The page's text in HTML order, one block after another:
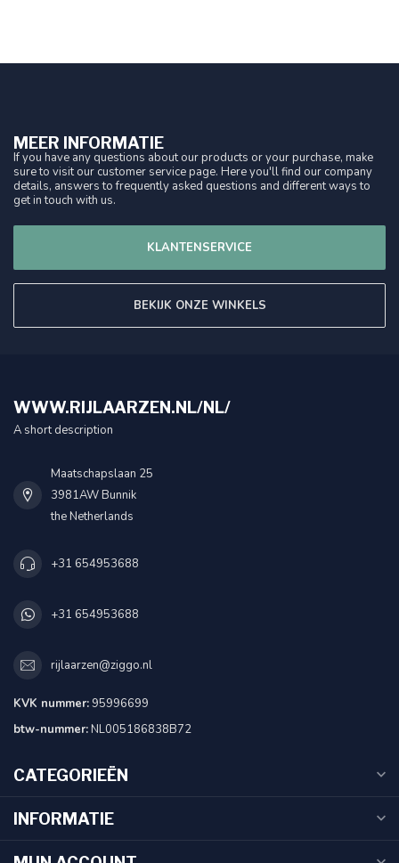
MEER INFORMATIE
If you have any questions about our products or your purchase, make
sure to visit our customer service page. Here you'll find our company
details, answers to frequently asked questions and different ways to
get in touch with us.
KLANTENSERVICE
BEKIJK ONZE WINKELS
WWW.RIJLAARZEN.NL/NL/
A short description
Maatschapslaan 25
3981AW Bunnik
the Netherlands
+31 654953688
+31 654953688
rijlaarzen@ziggo.nl
KVK nummer:95996699
btw-nummer:NL005186838B72
CATEGORIEËN
INFORMATIE